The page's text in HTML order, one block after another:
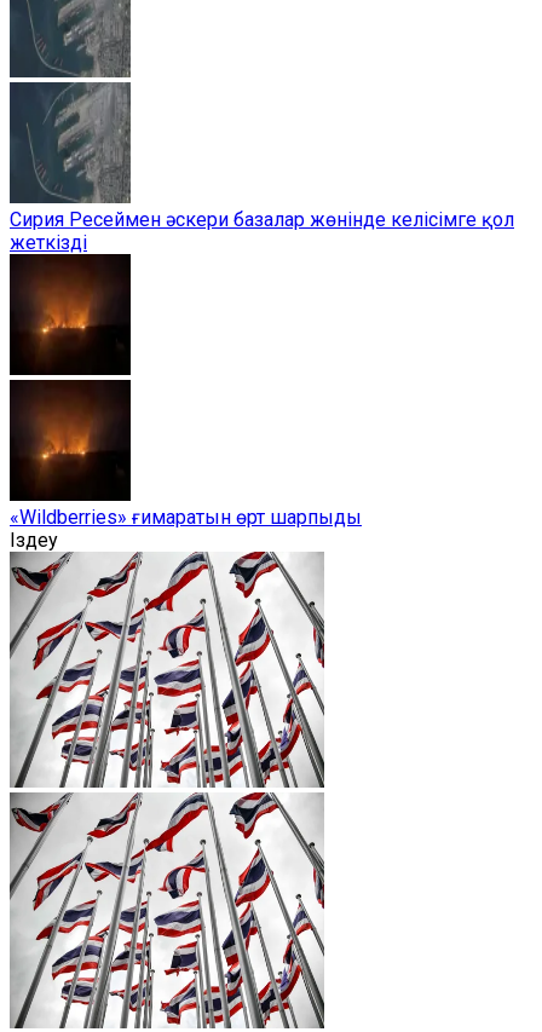
Сирия Ресеймен әскери базалар жөнінде келісімге қол
жеткізді
«Wildberries» ғимаратын өрт шарпыды
Іздеу